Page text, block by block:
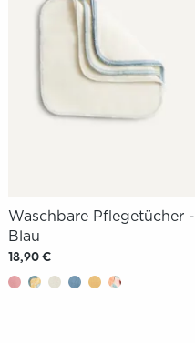
Waschbare Pflegetücher -
Blau
18,90 €